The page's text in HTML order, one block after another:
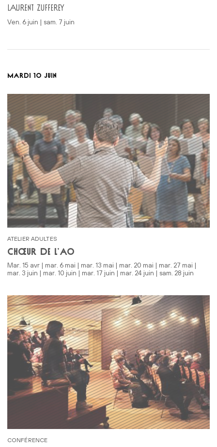
LAURENT ZUFFEREY
ven. 6 juin | sam. 7 juin
MARDI 10 JUIN
ATELIER ADULTES
CHŒUR DE L’AO
mar. 15 avr | mar. 6 mai | mar. 13 mai | mar. 20 mai | mar. 27 mai |
mar. 3 juin | mar. 10 juin | mar. 17 juin | mar. 24 juin | sam. 28 juin
CONFÉRENCE